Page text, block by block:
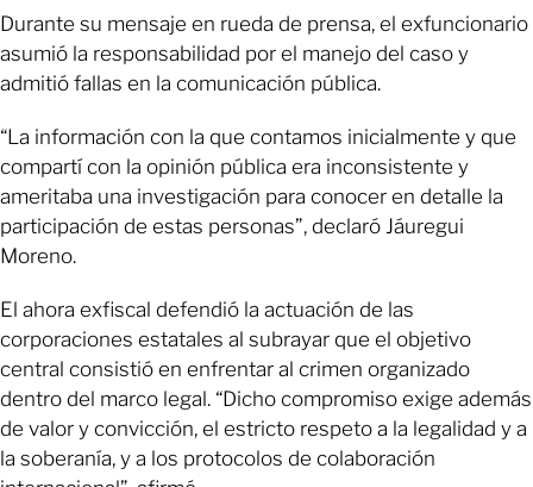
Durante su mensaje en rueda de prensa, el exfuncionario
asumió la responsabilidad por el manejo del caso y
admitió fallas en la comunicación pública.
“La información con la que contamos inicialmente y que
compartí con la opinión pública era inconsistente y
ameritaba una investigación para conocer en detalle la
participación de estas personas”, declaró Jáuregui
Moreno.
El ahora exfiscal defendió la actuación de las
corporaciones estatales al subrayar que el objetivo
central consistió en enfrentar al crimen organizado
dentro del marco legal. “Dicho compromiso exige además
de valor y convicción, el estricto respeto a la legalidad y a
la soberanía, y a los protocolos de colaboración